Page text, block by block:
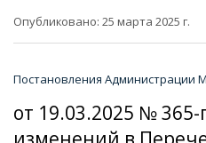
Опубликовано: 25 марта 2025 г.
Постановления Администрации
от 19.03.2025 №